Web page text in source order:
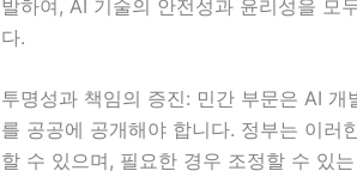
발하여, AI 기술의 안전성과 윤리성을 모
다.
투명성과 책임의 증진: 민간 부문은 AI
를 공공에 공개해야 합니다. 정부는 이러
할 수 있으며, 필요한 경우 조정할 수 있